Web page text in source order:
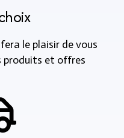
le plaisir de vous
produits et offres